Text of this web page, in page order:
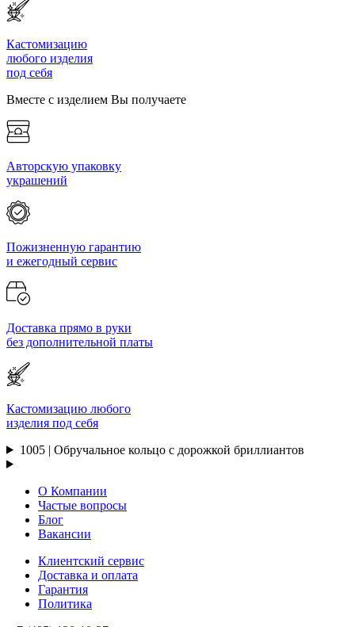
Кастомизацию
любого изделия
под себя
Вместе с изделием Вы получаете
Авторскую упаковку
украшений
Пожизненную гарантию
и ежегодный сервис
Доставка прямо в руки
без дополнительной платы
Кастомизацию любого
изделия под себя
1005 | Обручальное кольцо с дорожкой бриллиантов
О Компании
Частые вопросы
Блог
Вакансии
Клиентский сервис
Доставка и оплата
Гарантия
Политика